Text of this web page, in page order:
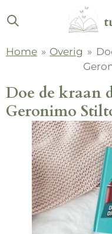
Ga
direct
de
Home » Overig »
Doe de kraan
Geronimo